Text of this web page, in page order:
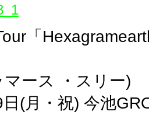
「
ース ・スリー)
(月・祝) 今池